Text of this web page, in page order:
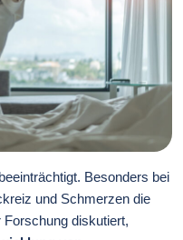
Besonders bei
und Schmerzen die
Forschung diskutiert,